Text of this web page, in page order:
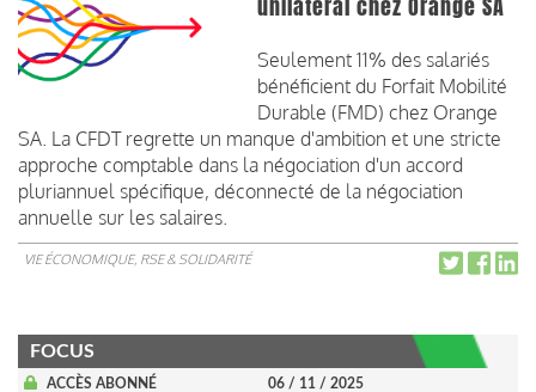
unilatéral chez Orange SA
Seulement 11% des salariés
bénéficient du Forfait Mobilité
Durable (FMD) chez Orange
SA. La CFDT regrette un manque d'ambition et une stricte
approche comptable dans la négociation d'un accord
pluriannuel spécifique, déconnecté de la négociation
annuelle sur les salaires.
VIE ÉCONOMIQUE, RSE & SOLIDARITÉ
FOCUS
ACCÈS ABONNÉ 06 / 11 / 2025